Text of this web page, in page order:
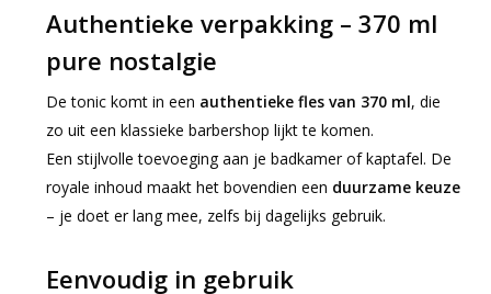
Authentieke verpakking – 370 ml
pure nostalgie
De tonic komt in een authentieke fles van 370 ml, die
zo uit een klassieke barbershop lijkt te komen.
Een stijlvolle toevoeging aan je badkamer of kaptafel. De
royale inhoud maakt het bovendien een duurzame keuze
– je doet er lang mee, zelfs bij dagelijks gebruik.
Eenvoudig in gebruik